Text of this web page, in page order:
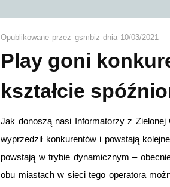
Opublikowane przez gsmbiz dnia 10/03/2021
Play goni
kształcie
Jak donoszą nasi Informatorzy z
wyprzedził konkurentów i powstają
powstają w trybie dynamicznym –
obu miastach w sieci tego operatora